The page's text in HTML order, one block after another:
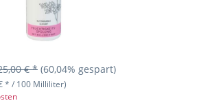
€ * (60,04% gespart)
* / 100 Milliliter)